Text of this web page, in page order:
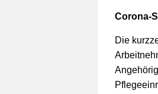
Corona-
Die